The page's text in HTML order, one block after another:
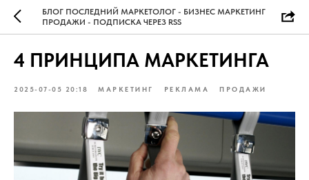
БЛОГ ПОСЛЕДНИЙ МАРКЕТОЛОГ - БИЗНЕС МАРКЕТИНГ
ПРОДАЖИ - ПОДПИСКА ЧЕРЕЗ RSS
4 ПРИНЦИПА МАРКЕТИНГА
2025-07-05 20:18 МАРКЕТИНГ РЕКЛАМА ПРОДАЖИ